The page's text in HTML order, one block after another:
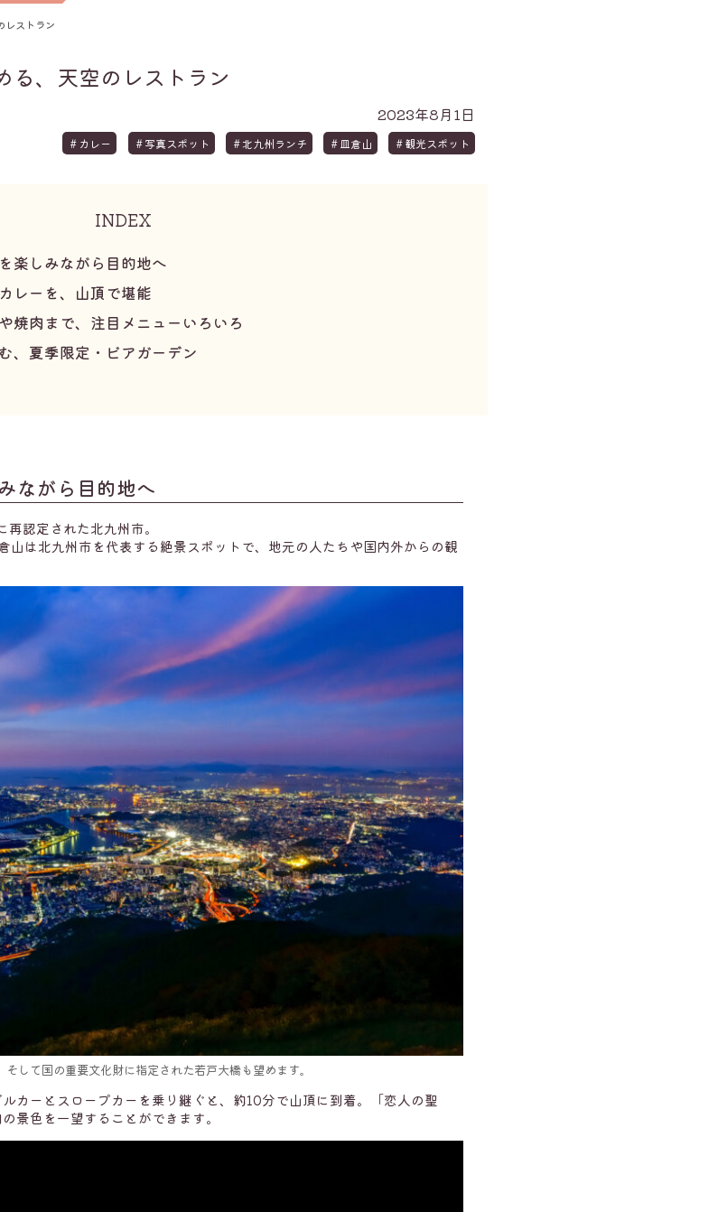
レストラン
る、天空のレストラン
2023年8月1日
＃カレー ＃写真スポット ＃北九州ランチ ＃皿倉山 ＃観光スポット
INDEX
楽しみながら目的地へ
レーを、山頂で堪能
焼肉まで、注目メニューいろいろ
、夏季限定・ビアガーデン
ながら目的地へ
認定された北九州市。
山は北九州市を代表する絶景スポットで、地元の人たちや国内外からの観
して国の重要文化財に指定された若戸大橋も望めます。
カーとスロープカーを乗り継ぐと、約10分で山頂に到着。「恋人の聖
景色を一望することができます。